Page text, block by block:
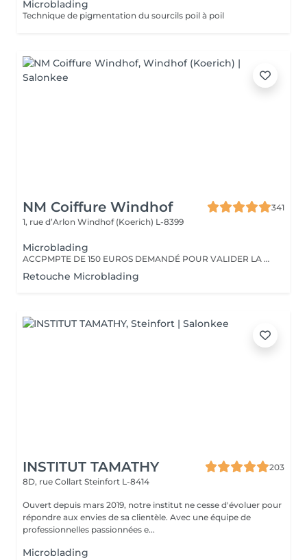
Microblading
Technique de pigmentation du sourcils poil à poil
NM Coiffure Windhof
341
1, rue d’Arlon Windhof (Koerich) L-8399
Microblading
ACCPMPTE DE 150 EUROS DEMANDÉ POUR VALIDER LA PRESTATION. EN CAS D'ANNULATION, MERCI D'APPELER L'INSTITUT AU MOINS 48H À L'AVANCE.
Retouche Microblading
INSTITUT TAMATHY
203
8D, rue Collart Steinfort L-8414
Ouvert depuis mars 2019, notre institut ne cesse d'évoluer pour
répondre aux envies de sa clientèle. Avec une équipe de
professionnelles passionnées e...
Microblading